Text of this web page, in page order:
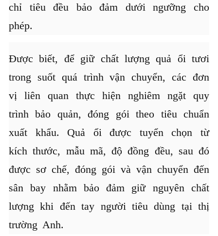
chỉ tiêu đều bảo đảm dưới ngưỡng cho
phép.
Được biết, để giữ chất lượng quả ổi tươi
trong suốt quá trình vận chuyển, các đơn
vị liên quan thực hiện nghiêm ngặt quy
trình bảo quản, đóng gói theo tiêu chuẩn
xuất khẩu. Quả ổi được tuyển chọn từ
kích thước, mẫu mã, độ đồng đều, sau đó
được sơ chế, đóng gói và vận chuyển đến
sân bay nhằm bảo đảm giữ nguyên chất
lượng khi đến tay người tiêu dùng tại thị
trường Anh.